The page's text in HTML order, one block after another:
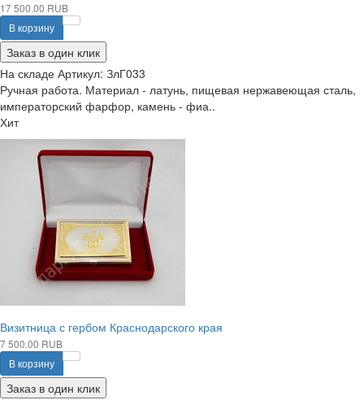
17 500.00 RUB
В корзину
Заказ в один клик
На складе Артикул: ЗлГ033
Ручная работа. Материал - латунь, пищевая нержавеющая сталь,
императорский фарфор, камень - фиа..
Хит
Визитница с гербом Краснодарского края
7 500.00 RUB
В корзину
Заказ в один клик